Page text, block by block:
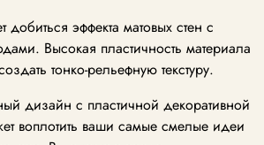
добиться эффекта матовых стен с
Высокая пластичность материала
тонко-рельефную текстуру.
дизайн с пластичной декоративной
воплотить ваши самые смелые идеи